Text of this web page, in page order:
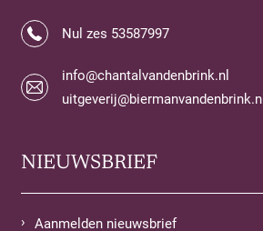
Nul zes 53587997
info@chantalvandenbrink.nl
uitgeverij@biermanvandenbrink.nl
NIEUWSBRIEF
Aanmelden nieuwsbrief